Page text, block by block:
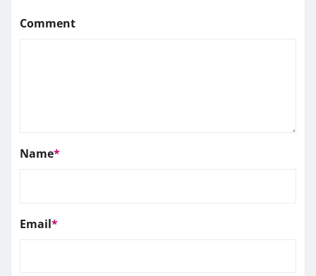
Comment
Name*
Email*